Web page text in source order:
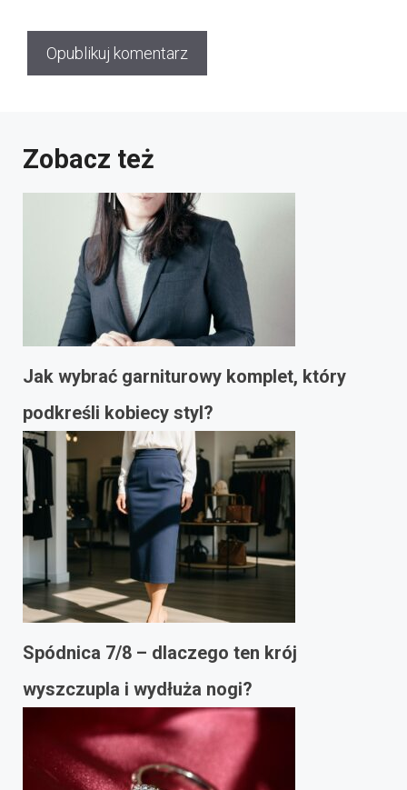
Zobacz też
Jak wybrać garniturowy komplet, który
podkreśli kobiecy styl?
Spódnica 7/8 – dlaczego ten krój
wyszczupla i wydłuża nogi?